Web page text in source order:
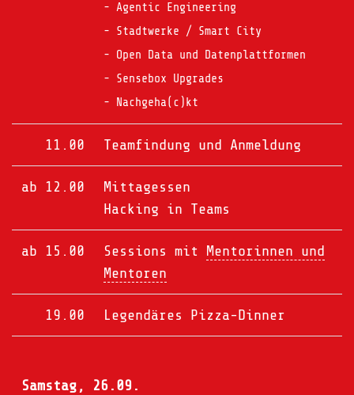
- Agentic Engineering
- Stadtwerke / Smart City
- Open Data und Datenplattformen
- Sensebox Upgrades
- Nachgeha(c)kt
11.00 Teamfindung und Anmeldung
ab 12.00
Mittagessen
Hacking in Teams
ab 15.00 Sessions mit Mentorinnen und
Mentoren
19.00 Legendäres Pizza-Dinner
Samstag, 26.09.